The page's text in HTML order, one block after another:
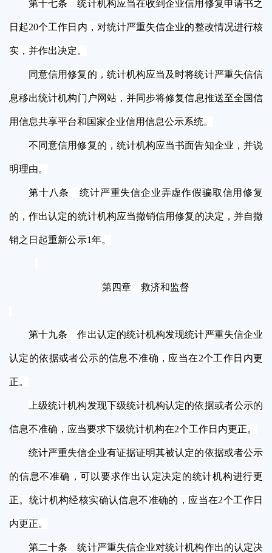
第十七条 统计机构应当在收到企业信用修复申请书之
日起20个工作日内，对统计严重失信企业的整改情况进行核
实，并作出决定。
同意信用修复的，统计机构应当及时将统计严重失信信
息移出统计机构门户网站，并同步将修复信息推送至全国信
用信息共享平台和国家企业信用信息公示系统。
不同意信用修复的，统计机构应当书面告知企业，并说
明理由。
第十八条 统计严重失信企业弄虚作假骗取信用修复
的，作出认定的统计机构应当撤销信用修复的决定，并自撤
销之日起重新公示1年。
第四章 救济和监督
第十九条 作出认定的统计机构发现统计严重失信企业
认定的依据或者公示的信息不准确，应当在2个工作日内更
正。
上级统计机构发现下级统计机构认定的依据或者公示的
信息不准确，应当要求下级统计机构在2个工作日内更正。
统计严重失信企业有证据证明其被认定的依据或者公示
的信息不准确，可以要求作出认定决定的统计机构进行更
正。统计机构经核实确认信息不准确的，应当在2个工作日
内更正。
第二十条 统计严重失信企业对统计机构作出的认定决